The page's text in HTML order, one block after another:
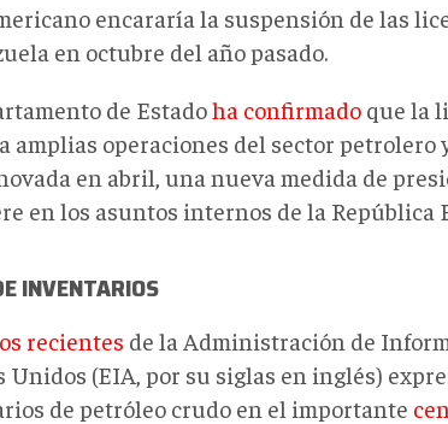
encararía la suspensión de las
en octubre del año pasado.
de Estadoha confirmado que la
amplias operaciones del sector petrolero
en abril, una nueva medida de
en los asuntos internos de la República
INVENTARIOS
recientes de la Administración de
Unidos (EIA, por su siglas en inglés)
de petróleo crudo en el importante